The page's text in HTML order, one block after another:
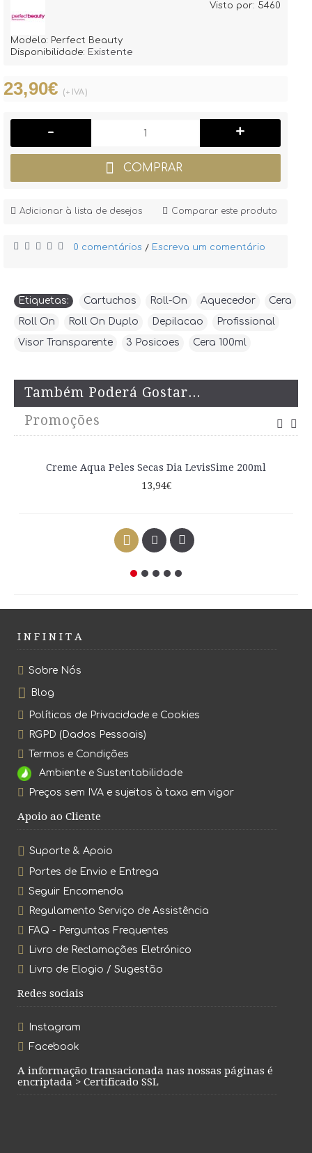
Visto por: 5460
Modelo: Perfect Beauty
Disponibilidade: Existente
23,90€ (+ IVA)
- +
COMPRAR
Adicionar à lista de desejos Comparar este produto
0 comentários / Escreva um comentário
Etiquetas: Cartuchos Roll-On Aquecedor Cera
Roll On
Roll On Duplo Depilacao Profissional
Visor Transparente
3 Posicoes Cera 100ml
Também Poderá Gostar...
Promoções
Creme Aqua Peles Secas Dia LevisSime 200ml
13,94€
I N F I N I T A
Sobre Nós
Blog
Políticas de Privacidade e Cookies
RGPD (Dados Pessoais)
Termos e Condições
Ambiente e Sustentabilidade
Preços sem IVA e sujeitos à taxa em vigor
Apoio ao Cliente
Suporte & Apoio
Portes de Envio e Entrega
Seguir Encomenda
Regulamento Serviço de Assistência
FAQ - Perguntas Frequentes
Livro de Reclamações Eletrónico
Livro de Elogio / Sugestão
Redes sociais
Instagram
Facebook
A informação transacionada nas nossas páginas é
encriptada > Certificado SSL